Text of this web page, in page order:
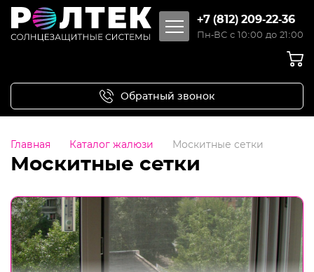
+7 (812) 209-22-36
Пн-ВС с 10:00 до 21:00
Обратный звонок
Главная Каталог жалюзи Москитные сетки
Москитные сетки
Каталог